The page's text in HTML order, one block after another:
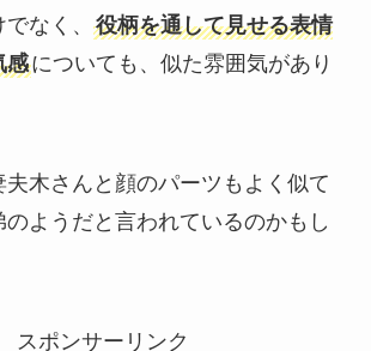
なく、 役柄を通して見せる表情
感についても、似た雰囲気があり
木さんと顔のパーツもよく似て
ようだと言われているのかもし
スポンサーリンク